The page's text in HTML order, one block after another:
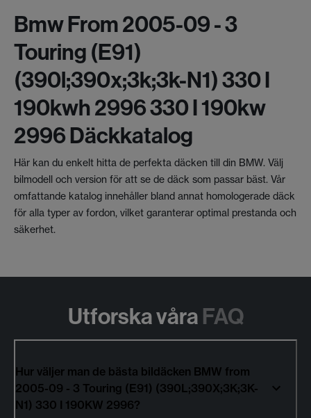
Bmw From 2005-09 - 3
Touring (e91)
(390l;390x;3k;3k-N1) 330 I
190kwh 2996 330 I 190kw
2996 Däckkatalog
Här kan du enkelt hitta de perfekta däcken till din BMW. Välj
bilmodell och version för att se de däck som passar bäst. Vår
omfattande katalog innehåller bland annat homologerade däck
för alla typer av fordon, vilket garanterar optimal prestanda och
säkerhet.
Utforska våra FAQ
Hur väljer man de bästa bildäcken BMW from
2005-09 - 3 Touring (E91) (390L;390X;3K;3K-
N1) 330 I 190KW 2996?